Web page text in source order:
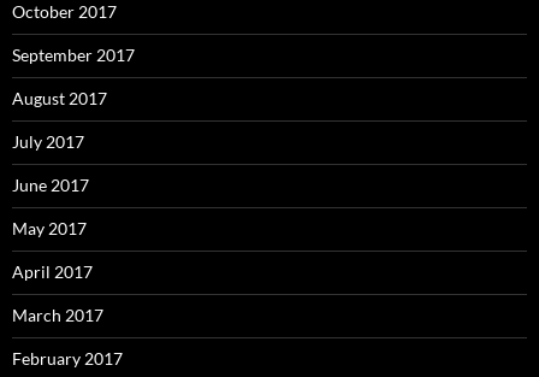
October 2017
September 2017
August 2017
July 2017
June 2017
May 2017
April 2017
March 2017
February 2017